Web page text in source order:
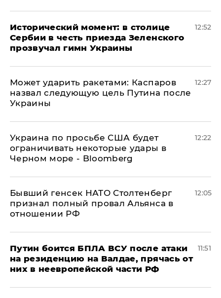
Исторический момент: в столице
Сербии в честь приезда Зеленского
прозвучал гимн Украины
12:52
Может ударить ракетами: Каспаров
назвал следующую цель Путина после
Украины
12:27
Украина по просьбе США будет
ограничивать некоторые удары в
Черном море - Bloomberg
12:22
Бывший генсек НАТО Столтенберг
признал полный провал Альянса в
отношении РФ
12:05
Путин боится БПЛА ВСУ после атаки
на резиденцию на Валдае, прячась от
них в неевропейской части РФ
11:51